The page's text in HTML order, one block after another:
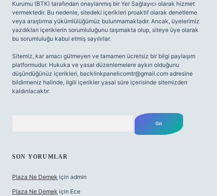
Kurumu (BTK) tarafından onaylanmış bir Yer Sağlayıcı olarak hizmet
vermektedir. Bu nedenle, sitedeki içerikleri proaktif olarak denetleme
veya araştırma yükümlülüğümüz bulunmamaktadır. Ancak, üyelerimiz
yazdıkları içeriklerin sorumluluğunu taşımakta olup, siteye üye olarak
bu sorumluluğu kabul etmiş sayılırlar.
Sitemiz, kar amacı gütmeyen ve tamamen ücretsiz bir bilgi paylaşım
platformudur. Hukuka ve yasal düzenlemelere aykırı olduğunu
düşündüğünüz içerikleri, backlinkpanelicomtr@gmail.com adresine
bildirmeniz halinde, ilgili içerikler yasal süre içerisinde sitemizden
kaldırılacaktır.
SON YORUMLAR
Plaza Ne Demek için admin
Plaza Ne Demek için Ece